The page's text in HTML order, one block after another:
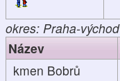
okres: Praha-východ
Název
kmen Bobrů